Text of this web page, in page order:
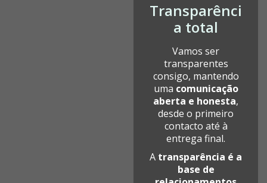
Transparênci
a total
Vamos ser
transparentes
consigo, mantendo
uma comunicação
aberta e honesta,
desde o primeiro
contacto até à
entrega final.
A transparência é a
base de